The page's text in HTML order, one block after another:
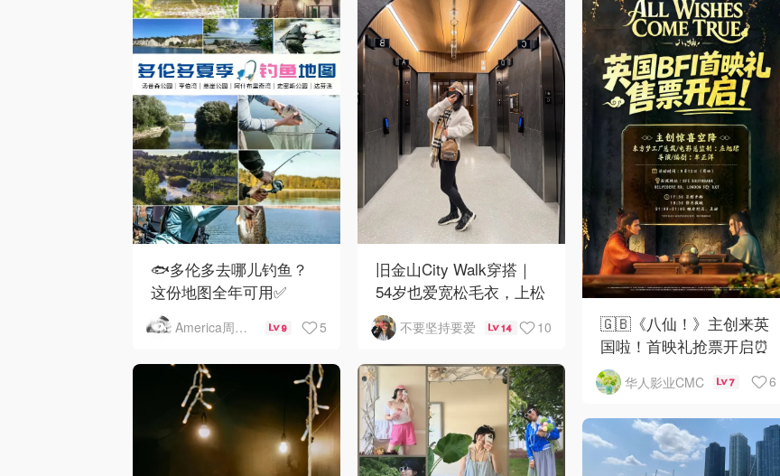
🐟多伦多去哪儿钓鱼？
这份地图全年可用✅
America周末快讯 9 5
旧金山City Walk穿搭｜
54岁也爱宽松毛衣，上松
下紧真的很救比例
不要坚持要爱 14 10
🇬🇧《八仙！》主创来英
国啦！首映礼抢票开启⏰
华人影业CMC 7 6